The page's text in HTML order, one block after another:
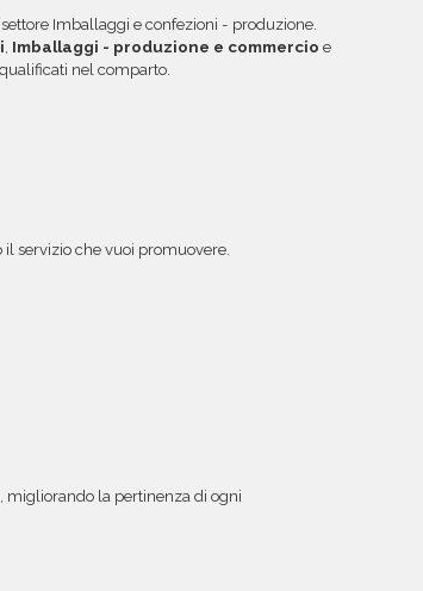
Imballaggi e confezioni - produzione.
Imballaggi - produzione e commercio e
nel comparto.
il servizio che vuoi promuovere.
, migliorando la pertinenza di ogni